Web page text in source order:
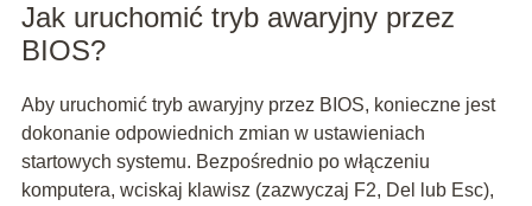
Jak uruchomić tryb awaryjny przez
BIOS?
Aby uruchomić tryb awaryjny przez BIOS, konieczne jest
dokonanie odpowiednich zmian w ustawieniach
startowych systemu. Bezpośrednio po włączeniu
komputera, wciskaj klawisz (zazwyczaj F2, Del lub Esc),